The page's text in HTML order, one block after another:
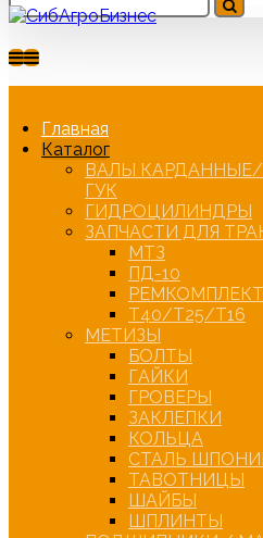
Главная
Каталог
ВАЛЫ
ГУК
ГИДРОЦИЛИНДРЫ
ЗАПЧАСТИ ДЛЯ
МТЗ
ПД-10
Т40/Т25/Т16
МЕТИЗЫ
БОЛТЫ
ГАЙКИ
ГРОВЕРЫ
ЗАКЛЕПКИ
КОЛЬЦА
СТАЛЬ
ТАВОТНИЦЫ
ШАЙБЫ
ШПЛИНТЫ